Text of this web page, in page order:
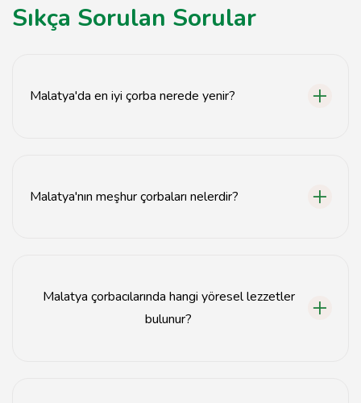
Sıkça Sorulan Sorular
Malatya'da en iyi çorba nerede yenir?
Malatya'nın meşhur çorbaları nelerdir?
Malatya çorbacılarında hangi yöresel lezzetler
bulunur?